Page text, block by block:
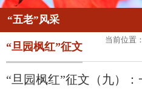
“五老”风采
当前位置：
“旦园枫红”征文